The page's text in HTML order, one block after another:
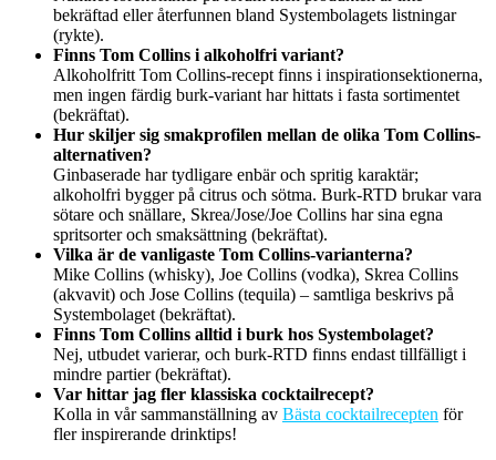
bekräftad eller återfunnen bland Systembolagets listningar
(rykte).
Finns Tom Collins i alkoholfri variant?
Alkoholfritt Tom Collins-recept finns i inspirationsektionerna,
men ingen färdig burk-variant har hittats i fasta sortimentet
(bekräftat).
Hur skiljer sig smakprofilen mellan de olika Tom Collins-
alternativen?
Ginbaserade har tydligare enbär och spritig karaktär;
alkoholfri bygger på citrus och sötma. Burk-RTD brukar vara
sötare och snällare, Skrea/Jose/Joe Collins har sina egna
spritsorter och smaksättning (bekräftat).
Vilka är de vanligaste Tom Collins-varianterna?
Mike Collins (whisky), Joe Collins (vodka), Skrea Collins
(akvavit) och Jose Collins (tequila) – samtliga beskrivs på
Systembolaget (bekräftat).
Finns Tom Collins alltid i burk hos Systembolaget?
Nej, utbudet varierar, och burk-RTD finns endast tillfälligt i
mindre partier (bekräftat).
Var hittar jag fler klassiska cocktailrecept?
Kolla in vår sammanställning av Bästa cocktailrecepten för
fler inspirerande drinktips!